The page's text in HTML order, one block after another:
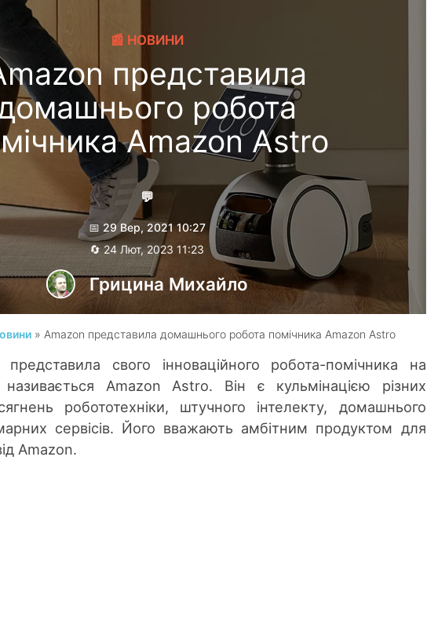
📰 НОВИНИ
представила
робота
Amazon Astro
💬
📅 29 Вер, 2021 10:27
🔄 24 Лют, 2023 11:23
Грицина Михайло
» Amazon представила домашнього робота помічника Amazon Astro
свого інноваційного робота-помічника на
називається Amazon Astro. Він є кульмінацією різних
робототехніки, штучного інтелекту, домашнього
сервісів. Його вважають амбітним продуктом для
Amazon.